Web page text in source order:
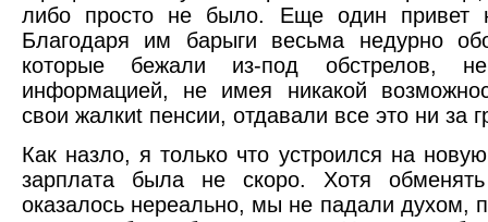
либо просто не было. Еще один привет
Благодаря им барыги весьма недурно
которые бежали из-под обстрелов,
информацией, не имея никакой
свои жалкиt пенсии, отдавали все это ни за
Как назло, я только что устроился на
зарплата была не скоро. Хотя
оказалось нереально, мы не падали духом,